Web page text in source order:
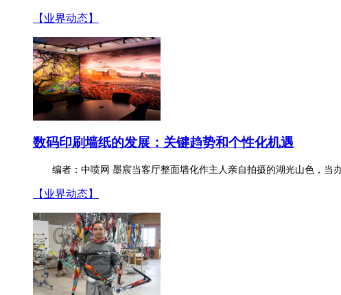
【业界动态】
数码印刷墙纸的发展：关键趋势和个性化机遇
编者：中喷网 墨宸当客厅整面墙化作主人亲自拍摄的湖光山色，
【业界动态】